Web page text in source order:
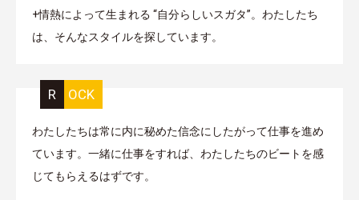
+情熱によって生まれる “自分らしいスガタ”。わたしたち
は、そんなスタイルを探しています。
ROCK
わたしたちは常に内に秘めた信念にしたがって仕事を進め
ています。一緒に仕事をすれば、わたしたちのビートを感
じてもらえるはずです。